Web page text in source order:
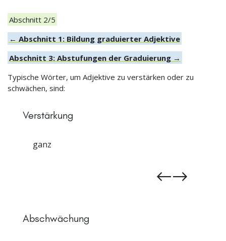
Abschnitt 2/5
← Abschnitt 1: Bildung graduierter Adjektive
Abschnitt 3: Abstufungen der Graduierung →
Typische Wörter, um Adjektive zu verstärken oder zu
schwächen, sind:
Verstärkung
enorm
Abschwächung